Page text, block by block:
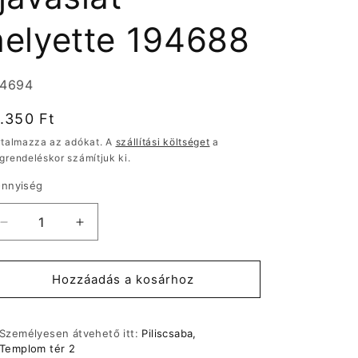
194688
Ft
az adókat. A szállítási költséget a
számítjuk ki.
ávk;6kA,4P,40A,30mA,AC
(javaslat
194688
csökkentése
Eaton
ávk;6kA,4P,40A,30mA,AC
(javaslat
helyette
194688
növelése
Hozzáadás a kosárhoz
Személyesen átvehető itt: Piliscsaba,
Templom tér 2